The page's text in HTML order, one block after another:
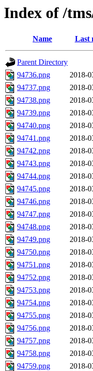
Index of /
Name Last
Parent Directory
94736.png
2018-
94737.png
2018-
94738.png
2018-
94739.png
2018-
94740.png
2018-
94741.png
2018-
94742.png
2018-
94743.png
2018-
94744.png
2018-
94745.png
2018-
94746.png
2018-
94747.png
2018-
94748.png
2018-
94749.png
2018-
94750.png
2018-
94751.png
2018-
94752.png
2018-
94753.png
2018-
94754.png
2018-
94755.png
2018-
94756.png
2018-
94757.png
2018-
94758.png
2018-
94759.png
2018-